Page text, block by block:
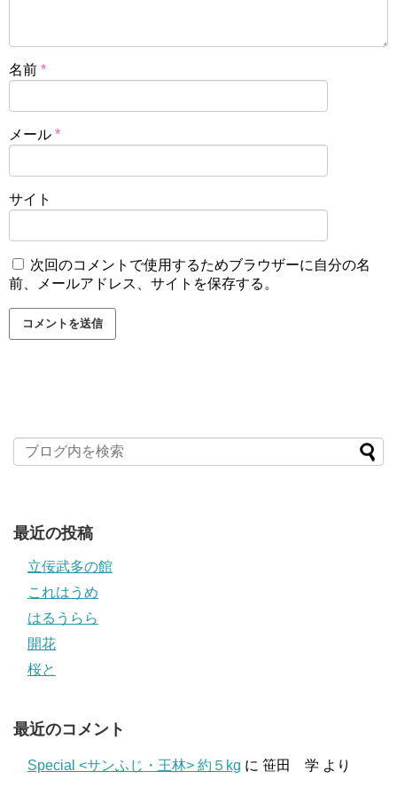
名前 *
メール *
サイト
次回のコメントで使用するためブラウザーに自分の名
前、メールアドレス、サイトを保存する。
最近の投稿
立佞武多の館
これはうめ
はるうらら
開花
桜と
最近のコメント
Special <サンふじ・王林> 約５kg に 笹田 学 より